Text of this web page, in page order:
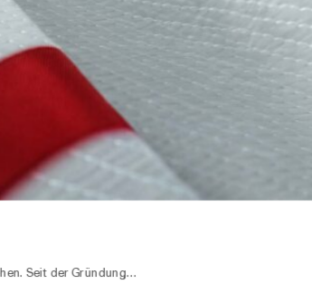
Seit der Gründung…